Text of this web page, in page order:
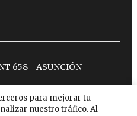
para mejorar tu
nuestro tráfico. Al
658 - ASUNCIÓN -